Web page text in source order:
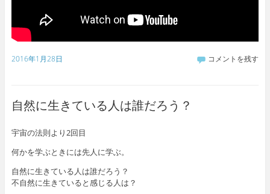
2016年1月28日 コメントを残す
自然に生きている人は誰だろう？
宇宙の法則より2回目
何かを学ぶときには先人に学ぶ。
自然に生きている人は誰だろう？
不自然に生きていると感じる人は？